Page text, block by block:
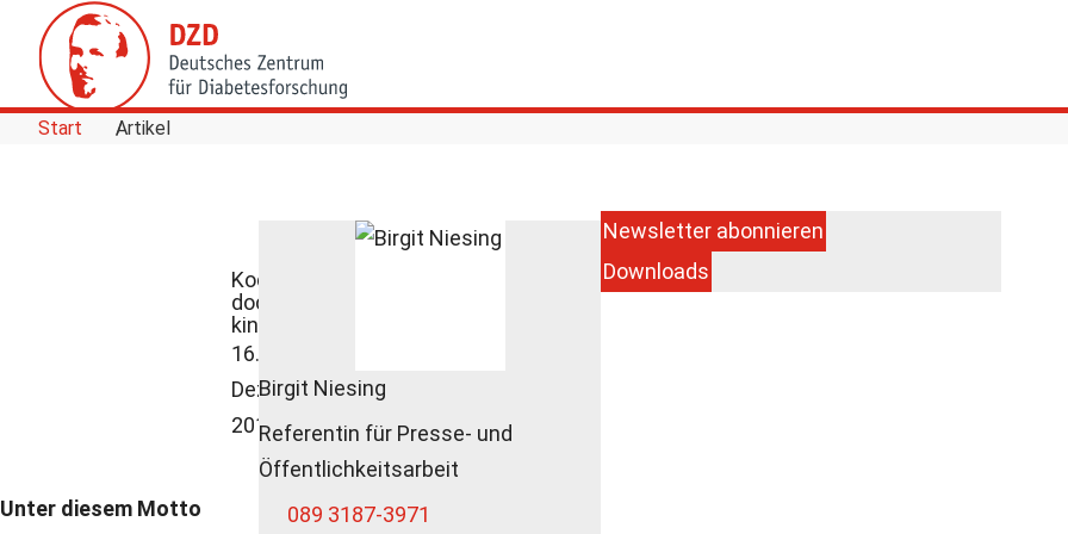
Skip to Content
Start Artikel
Kochen ist
doch
kinderleicht
16.
Dezember
2014
Unter diesem Motto
Birgit Niesing
Referentin für Presse- und
Öffentlichkeitsarbeit
089 3187-3971
Newsletter abonnieren
Downloads